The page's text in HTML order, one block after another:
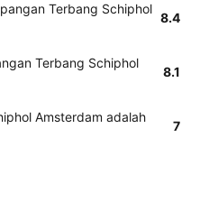
Terbang Schiphol
8.4
Terbang Schiphol
8.1
Amsterdam adalah
7